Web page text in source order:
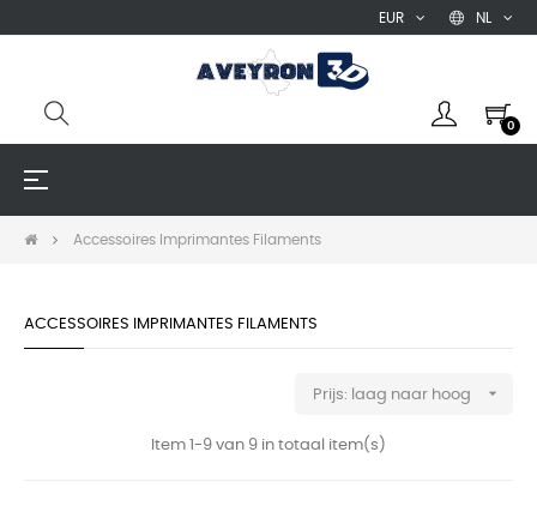
NL
EUR
0
Toggle
☰
Accessoires Imprimantes Filaments
ACCESSOIRES IMPRIMANTES FILAMENTS
Prijs: laag naar hoog 
Item 1-9 van 9 in totaal item(s)